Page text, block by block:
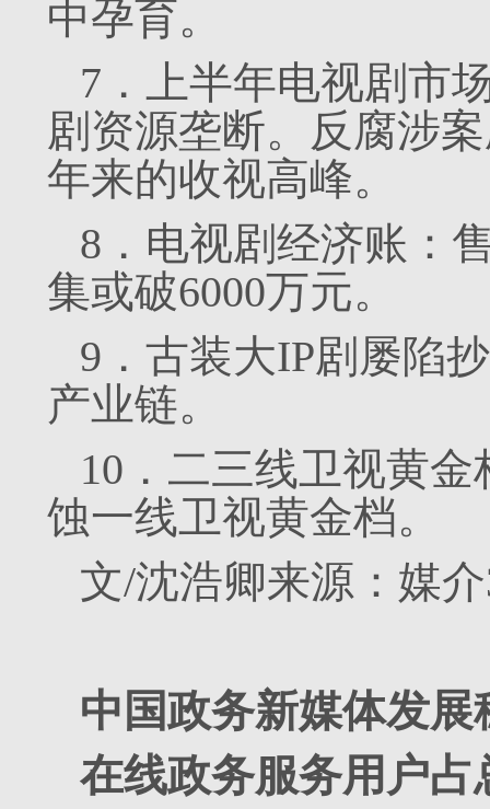
中孕育。
7．上半年电视剧市
剧资源垄断。反腐涉
年来的收视高峰。
8．电视剧经济账：
集或破6000万元。
9．古装大IP剧屡陷
产业链。
10．二三线卫视黄
蚀一线卫视黄金档。
文/沈浩卿来源：媒
中国政务新媒体发展
在线政务服务用户占